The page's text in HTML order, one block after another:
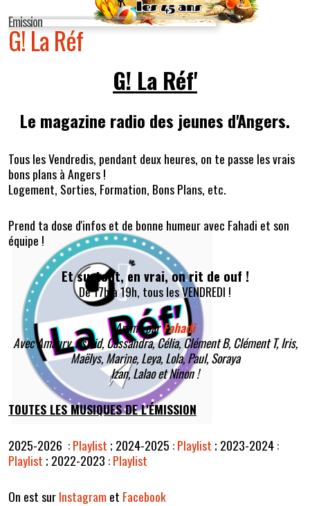
Emission
G! La Réf
G! La Réf'
Le magazine radio des jeunes d'Angers.
Tous les Vendredis, pendant deux heures, on te passe les vrais
bons plans à Angers !
Logement, Sorties, Formation, Bons Plans, etc.
Prend ta dose d'infos et de bonne humeur avec Fahadi et son
équipe !
Et surtout, en vrai, on rit de ouf !
De 17h à 19h, tous les VENDREDI !
Animé parFahadi
Avec Amaury, Astrid, Cassandra, Célia, Clément B, Clément T, Iris,
Maëlys, Marine, Leya, Lola, Paul, Soraya
Izan, Lalao et Ninon !
TOUTES LES MUSIQUES DE L'ÉMISSION
2025-2026 :Playlist ; 2024-2025 :Playlist ; 2023-2024 :
Playlist ; 2022-2023 :Playlist
On est surInstagramet Facebook